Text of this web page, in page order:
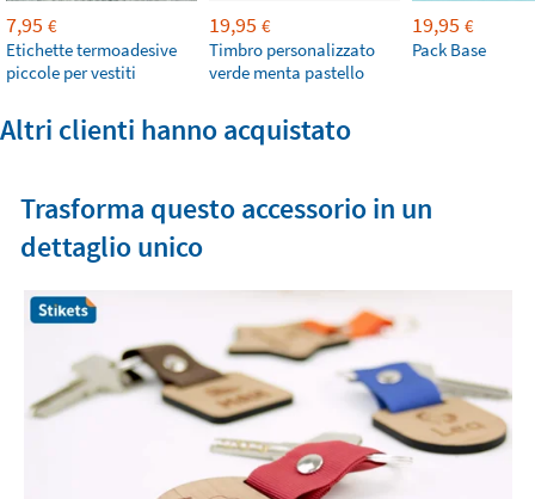
7,95 €
Etichette termoadesive
piccole per vestiti
19,95 €
Timbro personalizzato
verde menta pastello
19,95 €
Pack Base
Altri clienti hanno acquistato
Trasforma questo accessorio in un
dettaglio unico